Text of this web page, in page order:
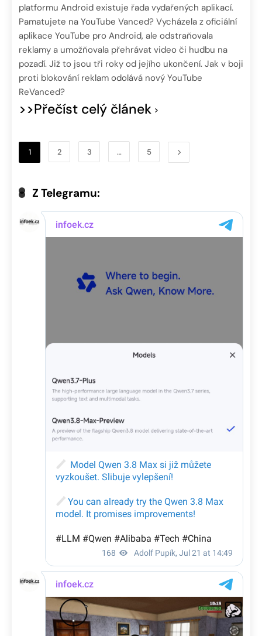
platformu Android existuje řada vydařených aplikací.
Pamatujete na YouTube Vanced? Vycházela z oficiální
aplikace YouTube pro Android, ale odstraňovala
reklamy a umožňovala přehrávat video či hudbu na
pozadí. Již to jsou tři roky od jejího ukončení. Jak v boji
proti blokování reklam odolává nový YouTube
ReVanced?
>>Přečíst celý článek
1 2 3 … 5
Z Telegramu: